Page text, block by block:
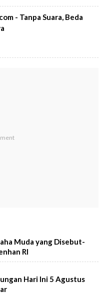
- Tanpa Suara, Beda
Muda yang Disebut-
RI
Hari Ini 5 Agustus